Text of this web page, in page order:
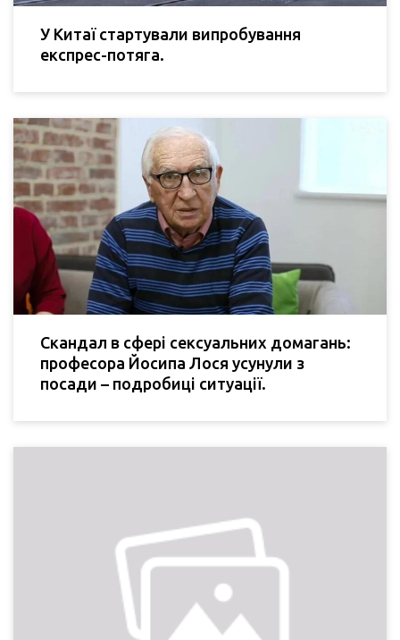
У Китаї стартували випробування
експрес-потяга.
Скандал в сфері сексуальних домагань:
професора Йосипа Лося усунули з
посади – подробиці ситуації.